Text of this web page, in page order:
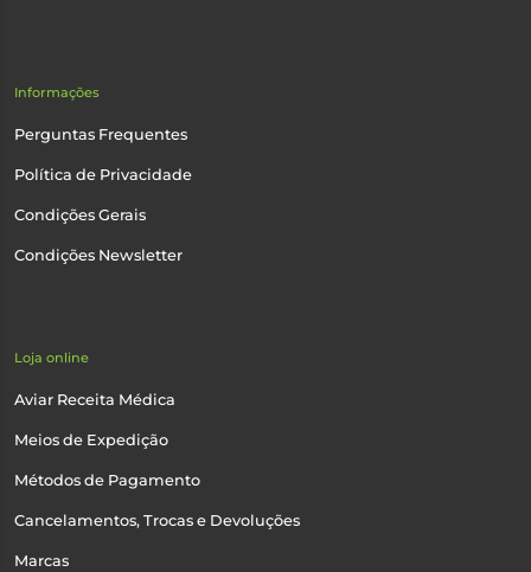
Informações
Perguntas Frequentes
Política de Privacidade
Condições Gerais
Condições Newsletter
Loja online
Aviar Receita Médica
Meios de Expedição
Métodos de Pagamento
Cancelamentos, Trocas e Devoluções
Marcas